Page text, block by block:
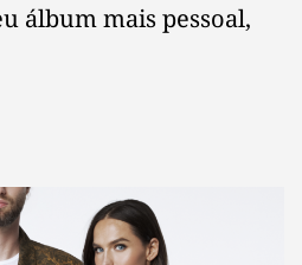
álbum mais pessoal,